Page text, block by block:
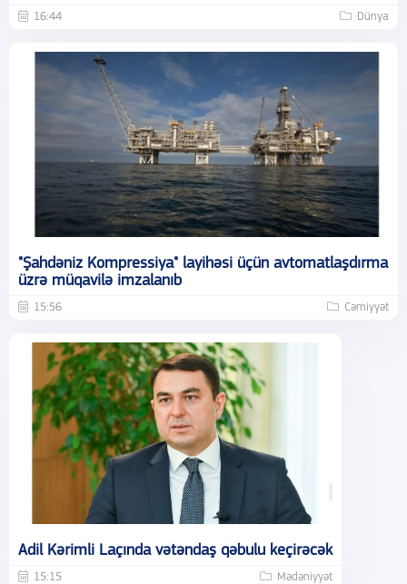
16:44 Dünya
"Şahdəniz Kompressiya" layihəsi üçün avtomatlaşdırma
üzrə müqavilə imzalanıb
15:56 Cəmiyyət
Adil Kərimli Laçında vətəndaş qəbulu keçirəcək
15:15 Mədəniyyət